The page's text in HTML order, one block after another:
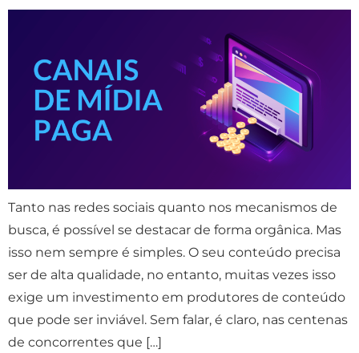
Tanto nas redes sociais quanto nos mecanismos de
busca, é possível se destacar de forma orgânica. Mas
isso nem sempre é simples. O seu conteúdo precisa
ser de alta qualidade, no entanto, muitas vezes isso
exige um investimento em produtores de conteúdo
que pode ser inviável. Sem falar, é claro, nas centenas
de concorrentes que […]